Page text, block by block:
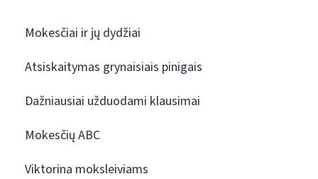
Mokesčiai ir jų dydžiai
Atsiskaitymas grynaisiais pinigais
Dažniausiai užduodami klausimai
Mokesčių ABC
Viktorina moksleiviams